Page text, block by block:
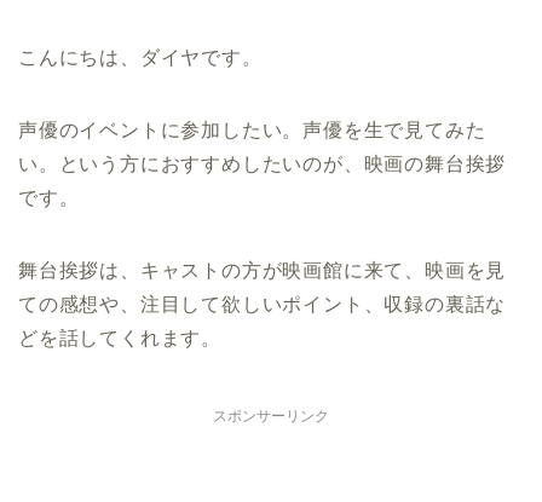
こんにちは、ダイヤです。
声優のイベントに参加したい。声優を生で見てみた
い。という方におすすめしたいのが、映画の舞台挨拶
です。
舞台挨拶は、キャストの方が映画館に来て、映画を見
ての感想や、注目して欲しいポイント、収録の裏話な
どを話してくれます。
スポンサーリンク